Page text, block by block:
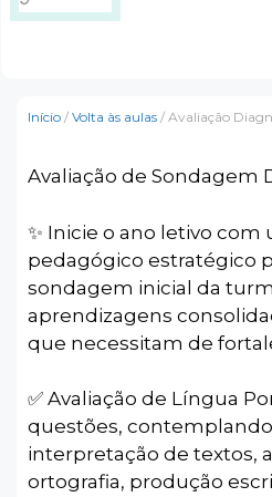
Início / Volta às aulas / Avaliação
Avaliação de Sondagem
✨️ Inicie o ano letivo com
pedagógico estratégico
sondagem inicial da
aprendizagens
que necessitam de
✅ Avaliação de Língua
questões,
interpretação de textos,
ortografia, produção